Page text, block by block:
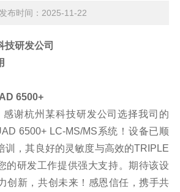
发布时间：2025-11-22
技研发公司
6500+
感谢杭州某科技研发公司选择我司的
6500+ LC-MS/MS系统！设备已顺
训，其良好的灵敏度与高效的TRIPLE
的研发工作提供强大支持。期待该设
创新，共创未来！感恩信任，携手共